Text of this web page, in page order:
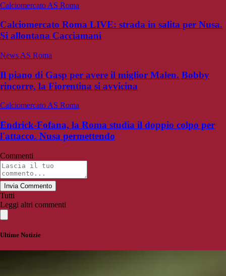
Calciomercato AS Roma
Calciomercato Roma LIVE: strada in salita per Nusa.
Si allontana Cacciamani
News AS Roma
Il piano di Gasp per avere il miglior Malen. Bobby
rincorre, la Fiorentina si avvicina
Calciomercato AS Roma
Endrick-Fofana, la Roma studia il doppio colpo per
l'attacco. Nusa permettendo
Commenti
Invia Commento
Tutti
Leggi altri commenti
Ultime Notizie